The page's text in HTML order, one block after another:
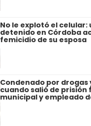
No le explotó el
detenido en Córdoba
femicidio de su esposa
Condenado por drogas
cuando salió de prisión
municipal y empleado